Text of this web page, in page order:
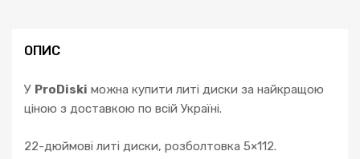
ОПИС
У ProDiski можна купити литі диски за найкращою
ціною з доставкою по всій Україні.
22-дюймові литі диски, розболтовка 5×112.